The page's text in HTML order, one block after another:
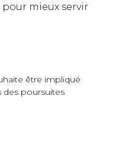
mieux servir
être impliqué
des poursuites